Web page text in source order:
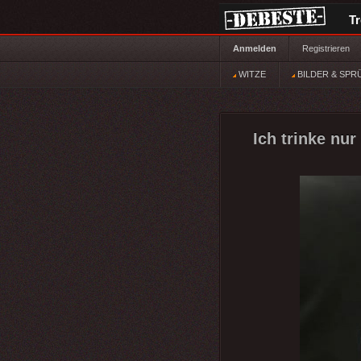
Anmelden Registrieren
WITZE BILDER &
Ich trinke nur